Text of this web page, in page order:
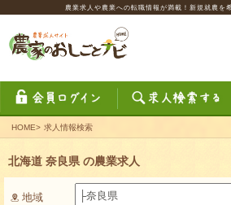
農業求人や農業への転職情報が満載！新規就農を
HOME> 求人情報検索
北海道 奈良県 の農業求人
地域